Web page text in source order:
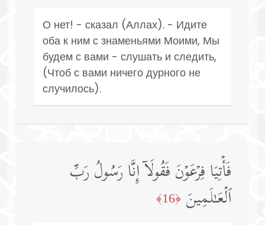
О нет! - сказал (Аллах). - Идите
оба к ним с знаменьями Моими, Мы
будем с вами - слушать и следить,
(Чтоб с вами ничего дурного не
случилось).
فَأۡتِیَا فِرۡعَوۡنَ فَقُولَاۤ إِنَّا رَسُولُ رَبِّ
ٱلۡعَـٰلَمِینَ ﴿16﴾